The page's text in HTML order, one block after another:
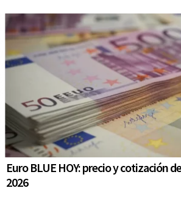
Euro BLUE HOY: precio y cotización
2026